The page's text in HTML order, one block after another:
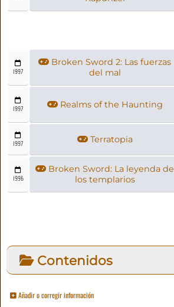
1997
Broken Sword 2: Las fuerzas
del mal
1997 Realms of the Haunting
1997 Terratopia
1996
Broken Sword: La leyenda de
los templarios
Contenidos
Añadir o corregir información